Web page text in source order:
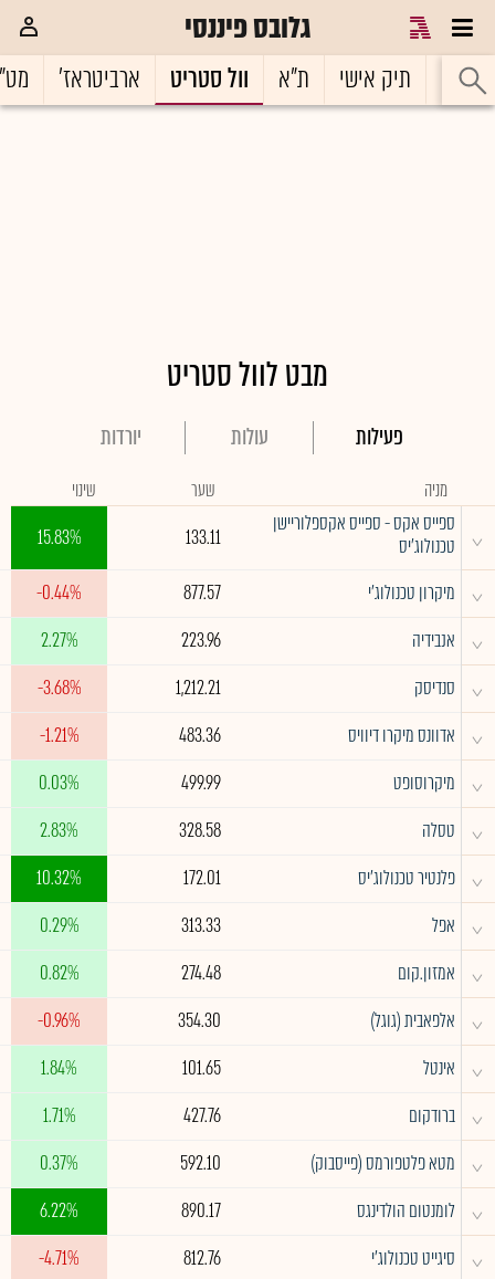
גלובס פיננסי
ראשי תיק אישי ת"א וול סטריט ארביטראז'
מבט לוול סטריט
פעילות עולות יורדות
מניה שער שינוי
^
ספייס אקס - ספייס אקספלוריישן
טכנולוג'יס
133.11
15.83%
^ מיקרון טכנולוג'י 877.57
-0.44%
^ אנבידיה 223.96
2.27%
^ סנדיסק 1,212.21
-3.68%
^ אדוונס מיקרו דיוויס 483.36
-1.21%
^ מיקרוסופט 499.99
0.03%
^ טסלה 328.58
2.83%
^ פלנטיר טכנולוג'יס 172.01
10.32%
^ אפל 313.33
0.29%
^ אמזון.קום 274.48
0.82%
^ אלפאבית (גוגל) 354.30
-0.96%
^ אינטל 101.65
1.84%
^ ברודקום 427.76
1.71%
^ מטא פלטפורמס (פייסבוק) 592.10
0.37%
^ לומנטום הולדינגס 890.17
6.22%
^ סיגייט טכנולוג'י 812.76
-4.71%